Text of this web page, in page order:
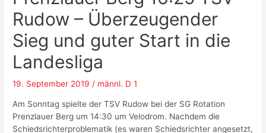
Rudow – Überzeugender
Sieg und guter Start in die
Landesliga
19. September 2019/ männl. D 1
Am Sonntag spielte der TSV Rudow bei der SG Rotation
Prenzlauer Berg um 14:30 um Velodrom. Nachdem die
Schiedsrichterproblematik (es waren Schiedsrichter angesetzt,